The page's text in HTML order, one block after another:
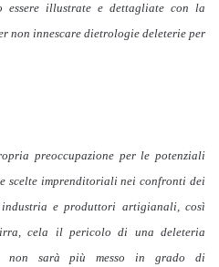
illustrate e dettagliate con la
non innescare dietrologie deleterie per
preoccupazione per le potenziali
scelte imprenditoriali nei confronti dei
e produttori artigianali, così
cela il pericolo di una deleteria
non sarà più messo in grado di